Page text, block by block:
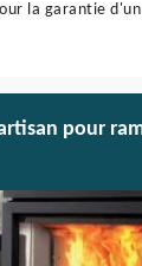
la garantie
pour